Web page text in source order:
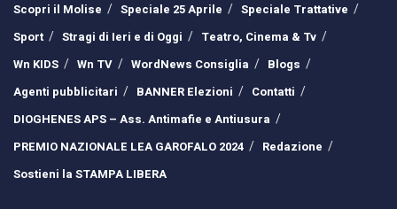
Scopri il Molise
Speciale 25 Aprile
Speciale Trattative
Sport
Stragi di Ieri e di Oggi
Teatro, Cinema & Tv
Wn KIDS
Wn TV WordNews Consiglia
Blogs
Agenti pubblicitari
BANNER Elezioni
Contatti
DIOGHENES APS – Ass. Antimafie e Antiusura
PREMIO NAZIONALE LEA GAROFALO 2024
Redazione
Sostieni la STAMPA LIBERA